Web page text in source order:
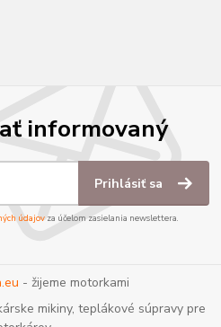
informovaný
Prihlásiť sa
údajov za účelom zasielania newslettera.
- žijeme motorkami
mikiny, teplákové súpravy pre